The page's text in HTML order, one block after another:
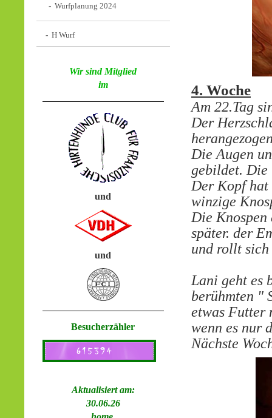
Wurfplanung 2024
H Wurf
Wir sind Mitglied
im
und
und
Besucherzähler
Aktualisiert am:
30.06.26
4. Woche
Am 22.Tag
Der
Die Augen
gebildet. Die
Der Kopf hat
winzige
Die
später. der
und rollt sich
Lani geht es
berühmten "
etwas Futter
wenn es nur
Nächste